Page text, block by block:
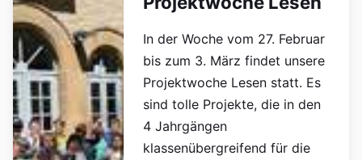
In der Woche vom 27. Februar
bis zum 3. März findet unsere
Projektwoche Lesen statt. Es
sind tolle Projekte, die in den
4 Jahrgängen
klassenübergreifend für die